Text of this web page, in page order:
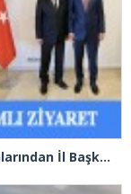
AK Parti’ye katılan ilçe belediye başkanlarından İl Başkanı Özdemir’e ziyaret